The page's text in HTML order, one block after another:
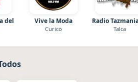
del
Vive la Moda
Curico
Radio
Talca